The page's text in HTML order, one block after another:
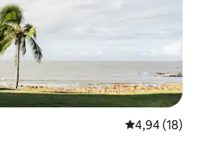
4,94 de
4,94 (18)